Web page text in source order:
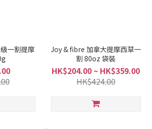
一割提摩
Joy & fibre 加拿大提摩西草一
割 80oz 袋裝
HK$204.00 ~ HK$359.00
HK$424.00